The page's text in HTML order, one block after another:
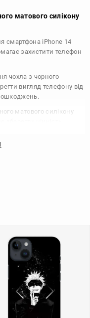
матового силікону
смартфона iPhone 14
захистити телефон
чохла з чорного
вигляд телефону від
матового силікону
майбутньому.
аксесуар, який
його цінність і